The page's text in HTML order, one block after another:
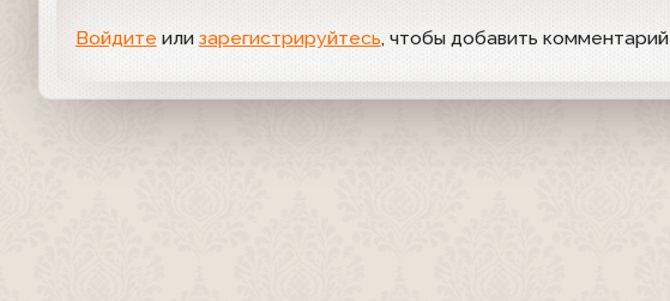
Войдите или зарегистрируйтесь, чтобы добавить комментарий